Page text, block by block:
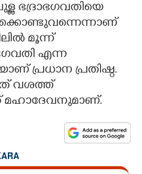
ഭദ്രാഭഗവതിയെ
മൂന്ന്
എന്ന
പ്രധാന പ്രതിഷ്ഠ.
വശത്ത്
മഹാദേവനുമാണ്.